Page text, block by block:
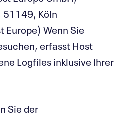
51149, Köln
Europe) Wenn Sie
erfasst Host
Logfiles inklusive Ihrer
Sie der